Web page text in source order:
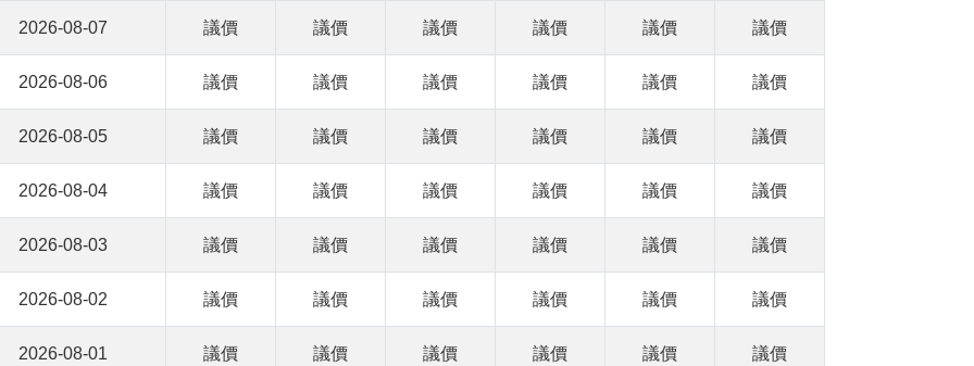
2026-08-07 議價 議價 議價 議價 議價 議價
2026-08-06 議價 議價 議價 議價 議價 議價
2026-08-05 議價 議價 議價 議價 議價 議價
2026-08-04 議價 議價 議價 議價 議價 議價
2026-08-03 議價 議價 議價 議價 議價 議價
2026-08-02 議價 議價 議價 議價 議價 議價
2026-08-01 議價 議價 議價 議價 議價 議價